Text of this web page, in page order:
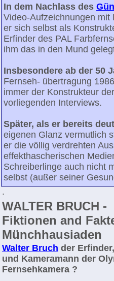
In dem Nachlass des
Video-Aufzeichnungen
er sich selbst als
Erfinder des PAL
ihm das in den Mund
Insbesondere ab der 50
Fernseh- übertragung
immer der Konstrukteur
vorliegenden Interviews.
Später, als er bereits
eigenen Glanz vermutlich
er die völlig verdrehten
effekthascherischen
Schreiberlinge auch nicht
selbst (außer seiner
.
WALTER BRUCH -
Fiktionen and
Münchhausiaden
Walter Bruch der
und Kameramann der
Fernsehkamera ?